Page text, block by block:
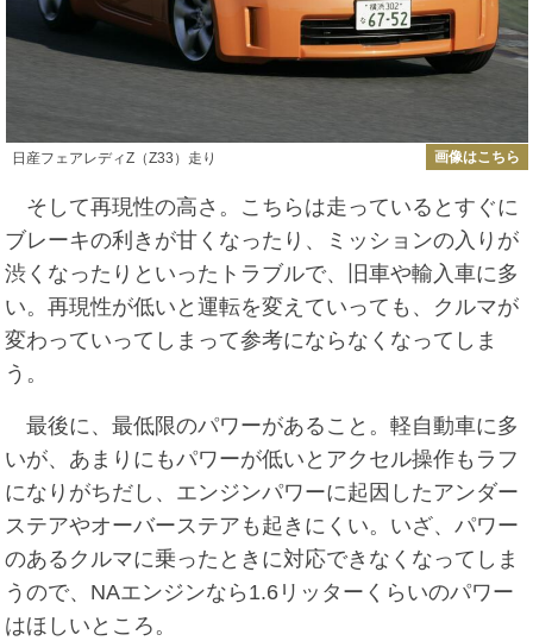
日産フェアレディZ（Z33）走り 画像はこちら
そして再現性の高さ。こちらは走っているとすぐに
ブレーキの利きが甘くなったり、ミッションの入りが
渋くなったりといったトラブルで、旧車や輸入車に多
い。再現性が低いと運転を変えていっても、クルマが
変わっていってしまって参考にならなくなってしま
う。
最後に、最低限のパワーがあること。軽自動車に多
いが、あまりにもパワーが低いとアクセル操作もラフ
になりがちだし、エンジンパワーに起因したアンダー
ステアやオーバーステアも起きにくい。いざ、パワー
のあるクルマに乗ったときに対応できなくなってしま
うので、NAエンジンなら1.6リッターくらいのパワー
はほしいところ。